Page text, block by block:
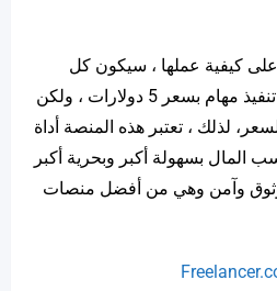
كيفية عملها ، سيكون كل
شيء أسهل، لديك إمكانية تنفيذ مهام بسعر 5 دولارات ، ولكن
لذلك ، تعتبر هذه المنصة أداة
المال بسهولة أكبر وبحرية أكبر
وآمن وهي من أفضل منصات